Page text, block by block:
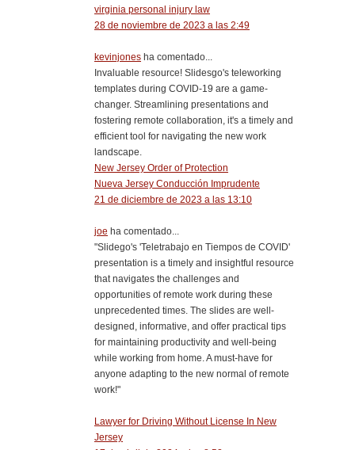
virginia personal injury law
28 de noviembre de 2023 a las 2:49
kevinjones ha comentado...
Invaluable resource! Slidesgo's teleworking
templates during COVID-19 are a game-
changer. Streamlining presentations and
fostering remote collaboration, it's a timely and
efficient tool for navigating the new work
landscape.
New Jersey Order of Protection
Nueva Jersey Conducción Imprudente
21 de diciembre de 2023 a las 13:10
joe ha comentado...
"Slidego's 'Teletrabajo en Tiempos de COVID'
presentation is a timely and insightful resource
that navigates the challenges and
opportunities of remote work during these
unprecedented times. The slides are well-
designed, informative, and offer practical tips
for maintaining productivity and well-being
while working from home. A must-have for
anyone adapting to the new normal of remote
work!"
Lawyer for Driving Without License In New
Jersey